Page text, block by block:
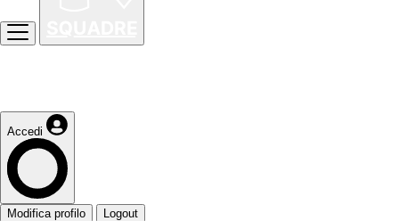
Accedi
Modifica profilo Logout